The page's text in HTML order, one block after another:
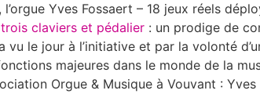
Yves Fossaert – 18 jeux réels
claviers et pédalier : un prodige de
vu le jour à l’initiative et par la volonté
majeures dans le monde de la
Orgue & Musique à Vouvant : Yves